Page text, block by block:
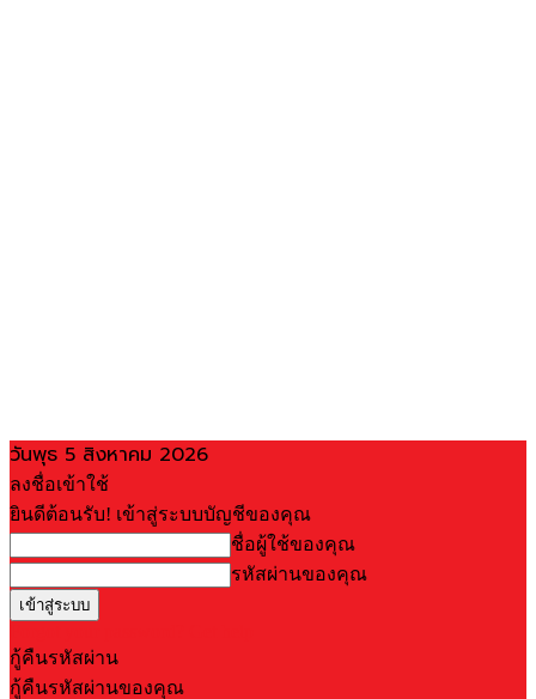
วันพุธ 5 สิงหาคม 2026
ลงชื่อเข้าใช้
ยินดีต้อนรับ! เข้าสู่ระบบบัญชีของคุณ
ชื่อผู้ใช้ของคุณ
รหัสผ่านของคุณ
กู้คืนรหัสผ่าน
กู้คืนรหัสผ่านของคุณ